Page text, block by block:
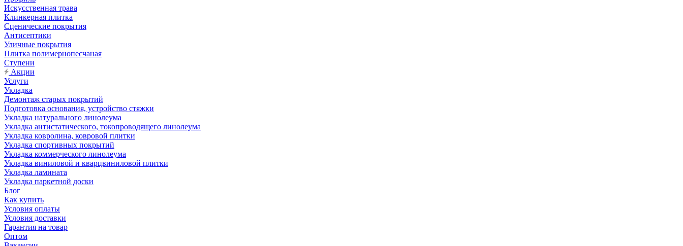
Искусственная трава
Клинкерная плитка
Сценические покрытия
Антисептики
Уличные покрытия
Плитка полимернопесчаная
Ступени
Акции
Услуги
Укладка
Демонтаж старых покрытий
Подготовка основания, устройство стяжки
Укладка натурального линолеума
Укладка антистатического, токопроводящего линолеума
Укладка ковролина, ковровой плитки
Укладка спортивных покрытий
Укладка коммерческого линолеума
Укладка виниловой и кварцвиниловой плитки
Укладка ламината
Укладка паркетной доски
Блог
Как купить
Условия оплаты
Условия доставки
Гарантия на товар
Оптом